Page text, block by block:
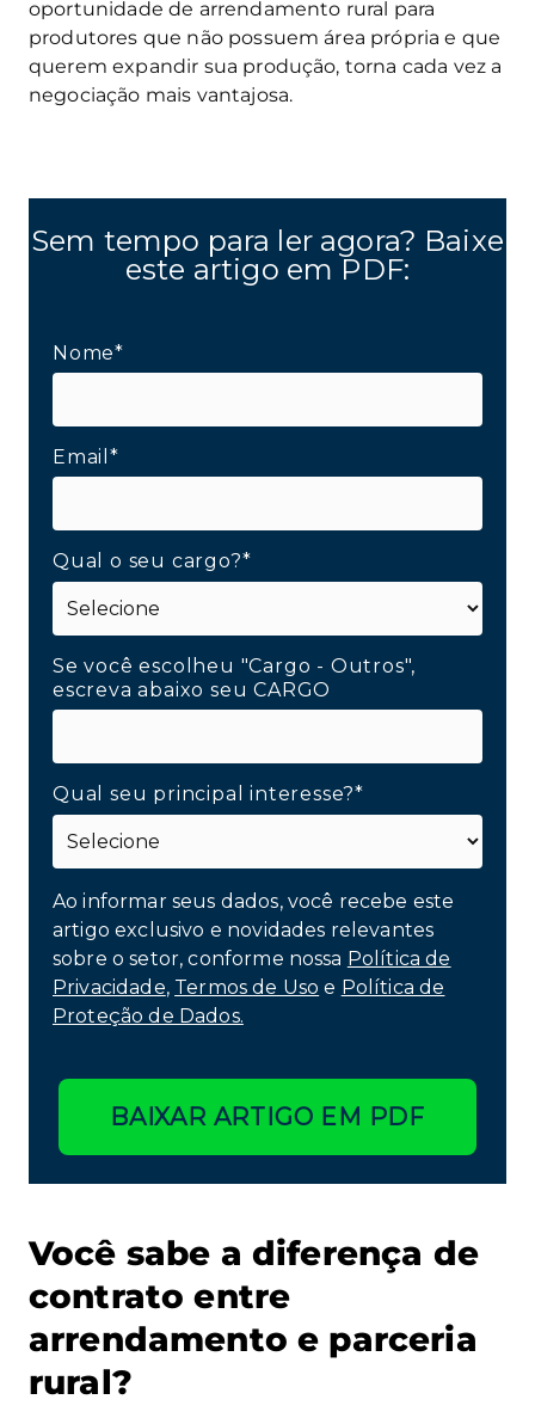
oportunidade de arrendamento rural para
produtores que não possuem área própria e que
querem expandir sua produção, torna cada vez a
negociação mais vantajosa.
Sem tempo para ler agora? Baixe
este artigo em PDF:
Nome*
Email*
Qual o seu cargo?*
Se você escolheu "Cargo - Outros",
escreva abaixo seu CARGO
Qual seu principal interesse?*
Ao informar seus dados, você recebe este
artigo exclusivo e novidades relevantes
sobre o setor, conforme nossa Política de
Privacidade, Termos de Uso e Política de
Proteção de Dados.
BAIXAR ARTIGO EM PDF
Você sabe a diferença de
contrato entre
arrendamento e parceria
rural?